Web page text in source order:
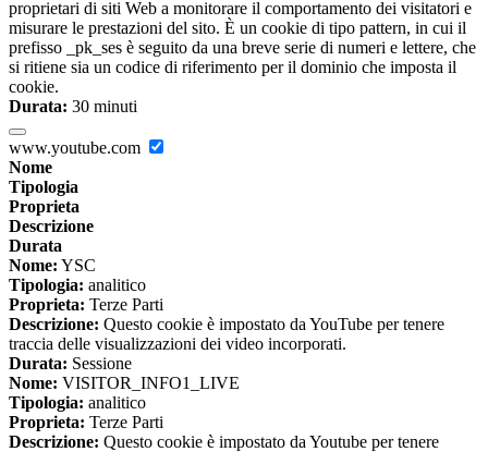
proprietari di siti Web a monitorare il comportamento dei visitatori e
misurare le prestazioni del sito. È un cookie di tipo pattern, in cui il
prefisso _pk_ses è seguito da una breve serie di numeri e lettere, che
si ritiene sia un codice di riferimento per il dominio che imposta il
cookie.
Durata: 30 minuti
www.youtube.com
Nome
Tipologia
Proprieta
Descrizione
Durata
Nome: YSC
Tipologia: analitico
Proprieta: Terze Parti
Descrizione: Questo cookie è impostato da YouTube per tenere
traccia delle visualizzazioni dei video incorporati.
Durata: Sessione
Nome: VISITOR_INFO1_LIVE
Tipologia: analitico
Proprieta: Terze Parti
Descrizione: Questo cookie è impostato da Youtube per tenere